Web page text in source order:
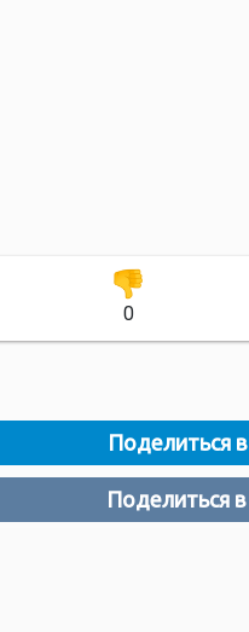
0
Поделиться в
Поделиться в